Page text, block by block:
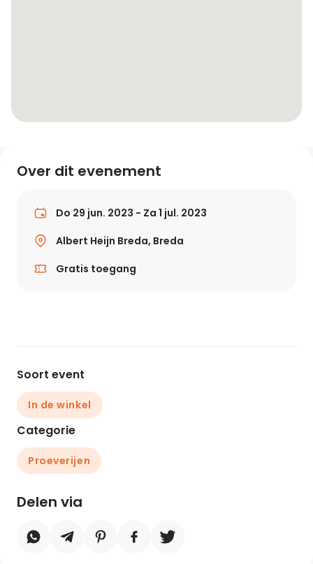
Over dit evenement
Do 29 jun. 2023 - Za 1 jul. 2023
Albert Heijn Breda, Breda
Gratis toegang
Soort event
In de winkel
Categorie
Proeverijen
Delen via